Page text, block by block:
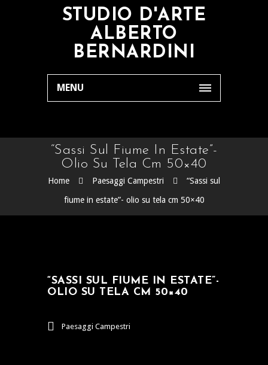
STUDIO D'ARTE
ALBERTO
BERNARDINI
MENU
“Sassi Sul Fiume In Estate”-
Olio Su Tela Cm 50×40
Home Paesaggi Campestri
“Sassi sul
fiume in estate”- olio su tela cm 50×40
“SASSI SUL FIUME IN ESTATE”-
OLIO SU TELA CM 50×40
Paesaggi Campestri